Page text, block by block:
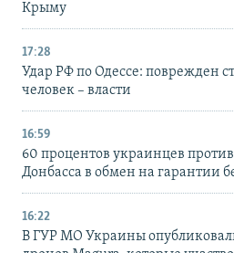
Крыму
17:28
Удар РФ по Одессе: поврежден
человек – власти
16:59
60 процентов украинцев
Донбасса в обмен на гарантии
16:22
В ГУР МО Украины